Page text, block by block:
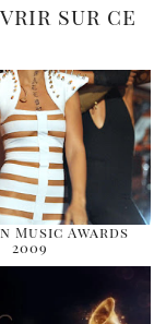
sur ce
Music Awards
2009